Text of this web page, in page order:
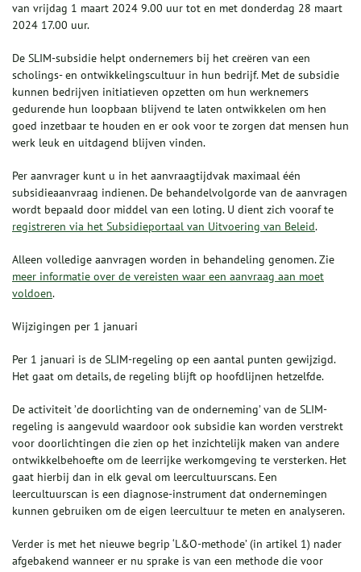
van vrijdag 1 maart 2024 9.00 uur tot en met donderdag 28 maart
2024 17.00 uur.
De SLIM-subsidie helpt ondernemers bij het creëren van een
scholings- en ontwikkelingscultuur in hun bedrijf. Met de subsidie
kunnen bedrijven initiatieven opzetten om hun werknemers
gedurende hun loopbaan blijvend te laten ontwikkelen om hen
goed inzetbaar te houden en er ook voor te zorgen dat mensen hun
werk leuk en uitdagend blijven vinden.
Per aanvrager kunt u in het aanvraagtijdvak maximaal één
subsidieaanvraag indienen. De behandelvolgorde van de aanvragen
wordt bepaald door middel van een loting. U dient zich vooraf te
registreren via het Subsidieportaal van Uitvoering van Beleid.
Alleen volledige aanvragen worden in behandeling genomen. Zie
meer informatie over de vereisten waar een aanvraag aan moet
voldoen.
Wijzigingen per 1 januari
Per 1 januari is de SLIM-regeling op een aantal punten gewijzigd.
Het gaat om details, de regeling blijft op hoofdlijnen hetzelfde.
De activiteit ’de doorlichting van de onderneming’ van de SLIM-
regeling is aangevuld waardoor ook subsidie kan worden verstrekt
voor doorlichtingen die zien op het inzichtelijk maken van andere
ontwikkelbehoefte om de leerrijke werkomgeving te versterken. Het
gaat hierbij dan in elk geval om leercultuurscans. Een
leercultuurscan is een diagnose-instrument dat ondernemingen
kunnen gebruiken om de eigen leercultuur te meten en analyseren.
Verder is met het nieuwe begrip ‘L&O-methode’ (in artikel 1) nader
afgebakend wanneer er nu sprake is van een methode die voor